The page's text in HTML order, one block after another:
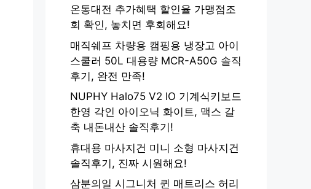
온통대전 추가혜택 할인율 가맹점조
회 확인, 놓치면 후회해요!
매직쉐프 차량용 캠핑용 냉장고 아이
스쿨러 50L 대용량 MCR-A50G 솔직
후기, 완전 만족!
NUPHY Halo75 V2 IO 기계식키보드
한영 각인 아이오닉 화이트, 맥스 갈
축 내돈내산 솔직후기!
휴대용 마사지건 미니 소형 마사지건
솔직후기, 진짜 시원해요!
삼분의일 시그니처 퀸 매트리스 허리